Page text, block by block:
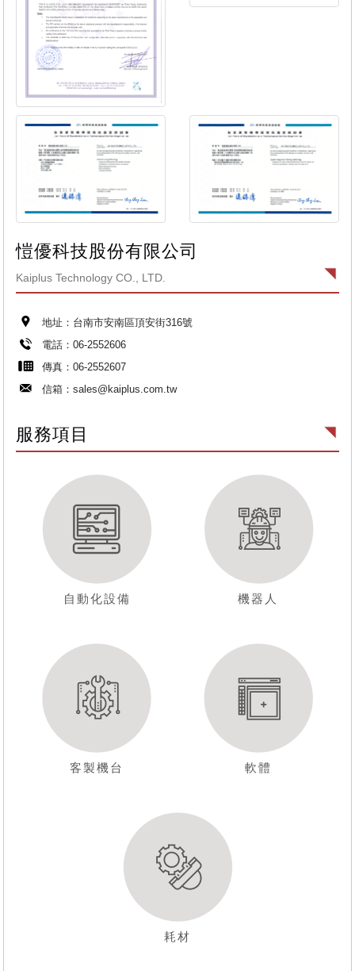
愷優科技股份有限公司
Kaiplus Technology CO., LTD.
地址：台南市安南區頂安街316號
電話：06-2552606
傳真：06-2552607
信箱：sales@kaiplus.com.tw
服務項目
自動化設備 機器人
客製機台 軟體
耗材